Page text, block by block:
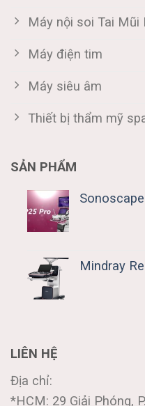
Máy nội soi Tai Mũi
Máy điện tim
Máy siêu âm
Thiết bị thẩm mỹ
SẢN PHẨM
Mindray
LIÊN HỆ
Địa chỉ:
*HCM: 29 Giải Phóng,